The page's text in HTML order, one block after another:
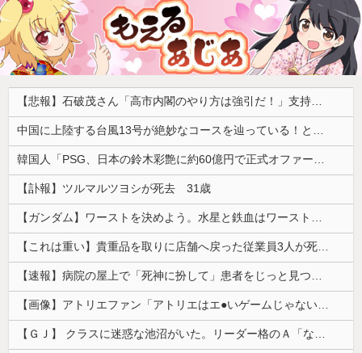
【悲報】石破茂さん「高市内閣のやり方は強引だ！」支持率下落の理由を指摘 → ﾈｯﾄ「お前が言うな」「鳥取県だけ減税無しで！」 ｗｗｗｗｗｗｗｗｗｗｗｗｗｗ
中国に上陸する台風13号が絶妙なコースを辿っている！と話題に、中国の重要都市の上に長々と居座り続けるルートで……
韓国人「PSG、日本の鈴木彩艶に約60億円で正式オファー・・・」→「あいつがそれほどなのか（ﾌﾞﾙﾌﾞﾙ）」「レギュラーとして出れるとは思わない...
【訃報】ツルマルツヨシが死去 31歳
【ガンダム】ワーストを決めよう。水星と鉄血はワーストではない。ageかジークアクスの２択だろ？
【これは重い】貴重品を取りに店舗へ戻った従業員3人が死亡 オンワードが再発防止策を発表
【速報】病院の屋上で「死神に扮して」患者をじっと見つめていた男性を逮捕
【画像】アトリエファン「アトリエはエ●いゲームじゃない！ライザを性的な目で見てる奴はにわか！」
【ＧＪ】 クラスに迷惑な池沼がいた。リーダー格のＡ「なんで支援学級に入れないんですか？」先生「背の高い低いと同じで、これも個性なの！差別は...